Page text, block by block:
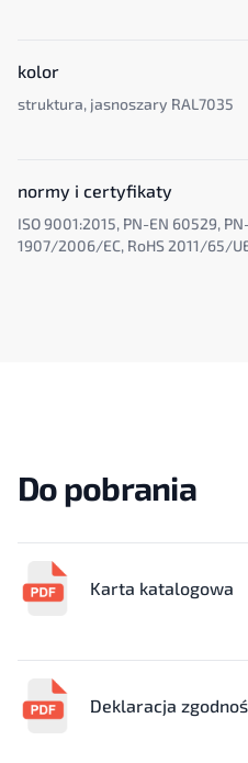
kolor
struktura, jasnoszary RAL7035
normy i certyfikaty
ISO 9001:2015, PN-EN 60529,
1907/2006/EC, RoHS 2011/65/
Do pobrania
Karta katalogowa
Deklaracja